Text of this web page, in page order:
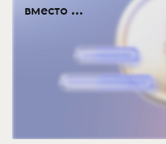
вместо ...